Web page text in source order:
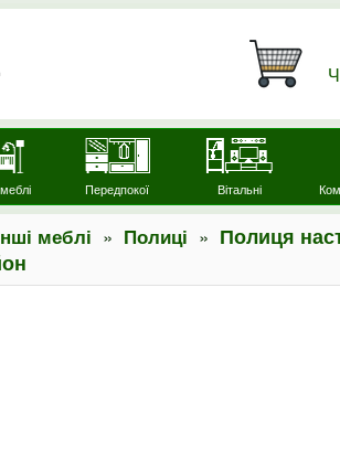
Передпокої Вітальні
меблі » Полиці » Полиця